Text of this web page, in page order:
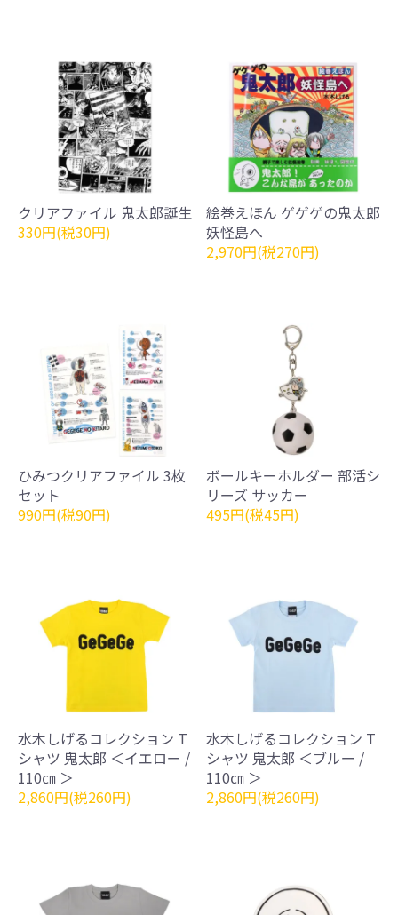
クリアファイル 鬼太郎誕生
330円(税30円)
絵巻えほん ゲゲゲの鬼太郎
妖怪島へ
2,970円(税270円)
ひみつクリアファイル 3枚
セット
990円(税90円)
ボールキーホルダー 部活シ
リーズ サッカー
495円(税45円)
水木しげるコレクション T
シャツ 鬼太郎 ＜イエロー /
110㎝ ＞
2,860円(税260円)
水木しげるコレクション T
シャツ 鬼太郎 ＜ブルー /
110㎝ ＞
2,860円(税260円)